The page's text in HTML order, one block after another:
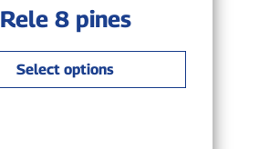
Rele 8 pines
Select options